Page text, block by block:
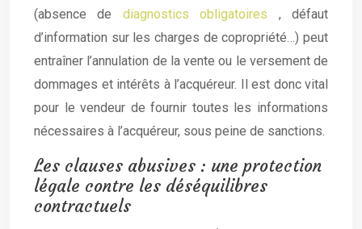
(absence de diagnostics obligatoires , défaut
d’information sur les charges de copropriété…) peut
entraîner l’annulation de la vente ou le versement de
dommages et intérêts à l’acquéreur. Il est donc vital
pour le vendeur de fournir toutes les informations
nécessaires à l’acquéreur, sous peine de sanctions.
Les clauses abusives : une protection
légale contre les déséquilibres
contractuels